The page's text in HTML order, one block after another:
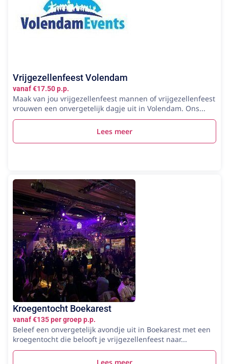
Vrijgezellenfeest Volendam
vanaf €17.50 p.p.
Maak van jou vrijgezellenfeest mannen of vrijgezellenfeest
vrouwen een onvergetelijk dagje uit in Volendam. Ons...
Lees meer
Kroegentocht Boekarest
vanaf €135 per groep p.p.
Beleef een onvergetelijk avondje uit in Boekarest met een
kroegentocht die belooft je vrijgezellenfeest naar...